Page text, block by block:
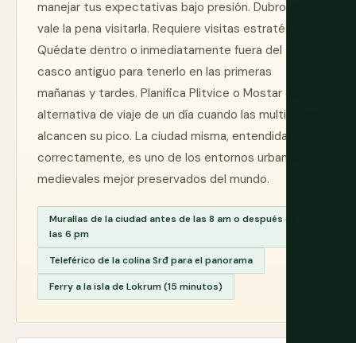
manejar tus expectativas bajo presión. Dubrovnik
vale la pena visitarla. Requiere visitas estratégicas.
Quédate dentro o inmediatamente fuera del
casco antiguo para tenerlo en las primeras
mañanas y tardes. Planifica Plitvice o Mostar como
alternativa de viaje de un día cuando las multitudes
alcancen su pico. La ciudad misma, entendida
correctamente, es uno de los entornos urbanos
medievales mejor preservados del mundo.
Murallas de la ciudad antes de las 8 am o después de
las 6 pm
Teleférico de la colina Srđ para el panorama
Ferry a la isla de Lokrum (15 minutos)